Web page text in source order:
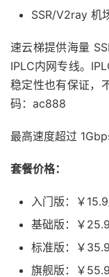
SSR/V2ray 机
速云梯提供海量
IPLC内网专线。
稳定性也有保证，
码：ac888
最高速度超过
套餐价格：
入门版：￥
基础版：￥
标准版：￥
旗舰版：￥